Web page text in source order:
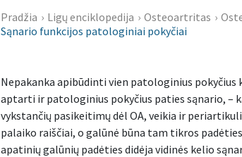
Pradžia › Ligų enciklopedija › Osteoartritas ›
Sąnario funkcijos patologiniai pokyčiai
Nepakanka apibūdinti vien patologinius pokyčius
aptarti ir patologinius pokyčius paties sąnario, –
vykstančių pasikeitimų dėl OA, veikia ir
palaiko raiščiai, o galūnė būna tam tikros
apatinių galūnių padėties didėja vidinės kelio